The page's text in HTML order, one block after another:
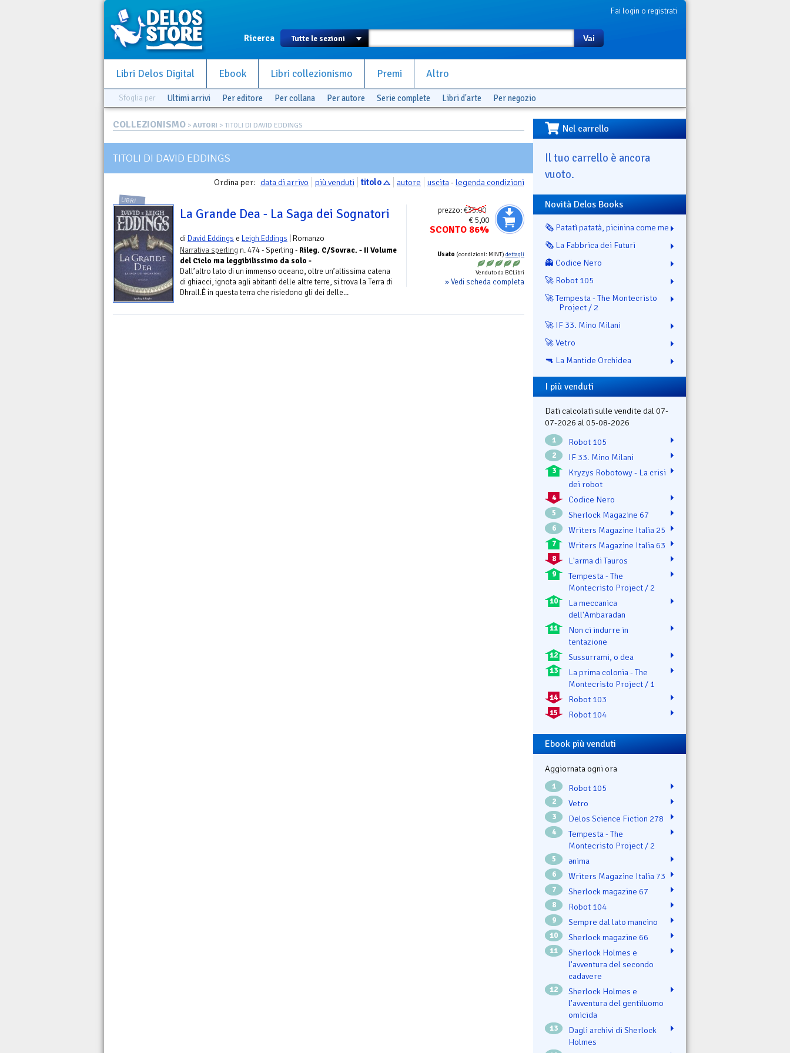
Fai login o registrati
Ricerca Vai
Libri Delos Digital Ebook Libri collezionismo Premi Altro
Sfoglia per Ultimi arrivi Per editore Per collana Per autore Serie complete Libri d'arte Per negozio
COLLEZIONISMO > AUTORI > TITOLI DI DAVID EDDINGS
TITOLI DI DAVID EDDINGS
Ordina per: data di arrivo più venduti titolo autore uscita-legenda condizioni
prezzo:€35.00
€ 5,00
SCONTO 86%
Usato (condizioni: MINT) dettagli
Venduto da BCLibri
» Vedi scheda completa
LIBRI
La Grande Dea - La Saga dei Sognatori
di David Eddings e Leigh Eddings | Romanzo
Narrativa sperling n. 474 - Sperling - Rileg. C/Sovrac. - II Volume
del Ciclo ma leggibilissimo da solo -
Dall’altro lato di un immenso oceano, oltre un’altissima catena
di ghiacci, ignota agli abitanti delle altre terre, si trova la Terra di
Dhrall.È in questa terra che risiedono gli dei delle...
Nel carrello
Il tuo carrello è ancora
vuoto.
Novità Delos Books
🗞️ Patatì patatà, picinina come me
🗞️ La Fabbrica dei Futuri
👻 Codice Nero
🚀 Robot 105
🚀 Tempesta - The Montecristo
Project / 2
🚀 IF 33. Mino Milani
🚀 Vetro
🔫 La Mantide Orchidea
I più venduti
Dati calcolati sulle vendite dal 07-
07-2026 al 05-08-2026
1 Robot 105
2 IF 33. Mino Milani
3
Kryzys Robotowy - La crisi
dei robot
4 Codice Nero
5 Sherlock Magazine 67
6 Writers Magazine Italia 25
7 Writers Magazine Italia 63
8 L'arma di Tauros
9
Tempesta - The
Montecristo Project / 2
10
La meccanica
dell'Ambaradan
11
Non ci indurre in
tentazione
12 Sussurrami, o dea
13
La prima colonia - The
Montecristo Project / 1
14 Robot 103
15 Robot 104
Ebook più venduti
Aggiornata ogni ora
1 Robot 105
2 Vetro
3 Delos Science Fiction 278
4
Tempesta - The
Montecristo Project / 2
5 ənima
6 Writers Magazine Italia 73
7 Sherlock magazine 67
8 Robot 104
9 Sempre dal lato mancino
10 Sherlock magazine 66
11
Sherlock Holmes e
l'avventura del secondo
cadavere
12
Sherlock Holmes e
l’avventura del gentiluomo
omicida
13
Dagli archivi di Sherlock
Holmes